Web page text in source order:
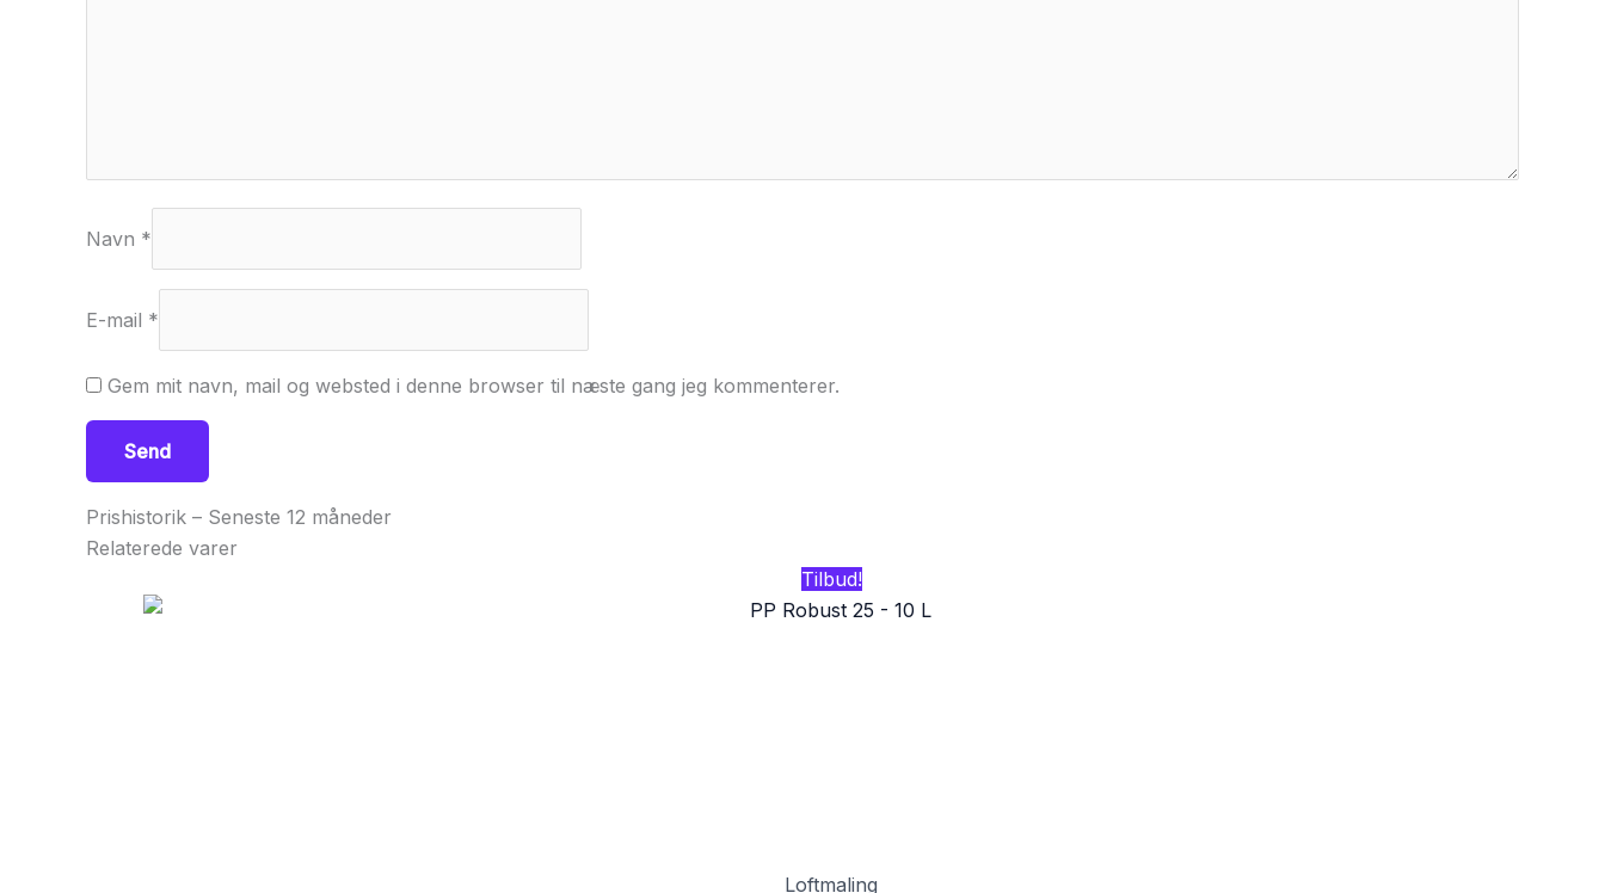
Navn *
E-mail *
Gem mit navn, mail og websted i denne browser til næste gang jeg kommenterer.
Prishistorik – Seneste 12 måneder
Relaterede varer
Tilbud!
Loftmaling